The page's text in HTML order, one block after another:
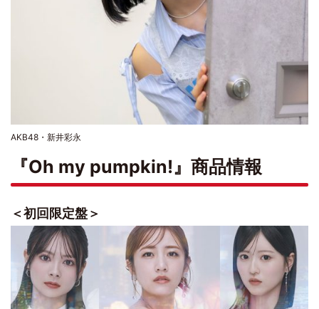
AKB48・新井彩永
『Oh my pumpkin!』商品情報
＜初回限定盤＞